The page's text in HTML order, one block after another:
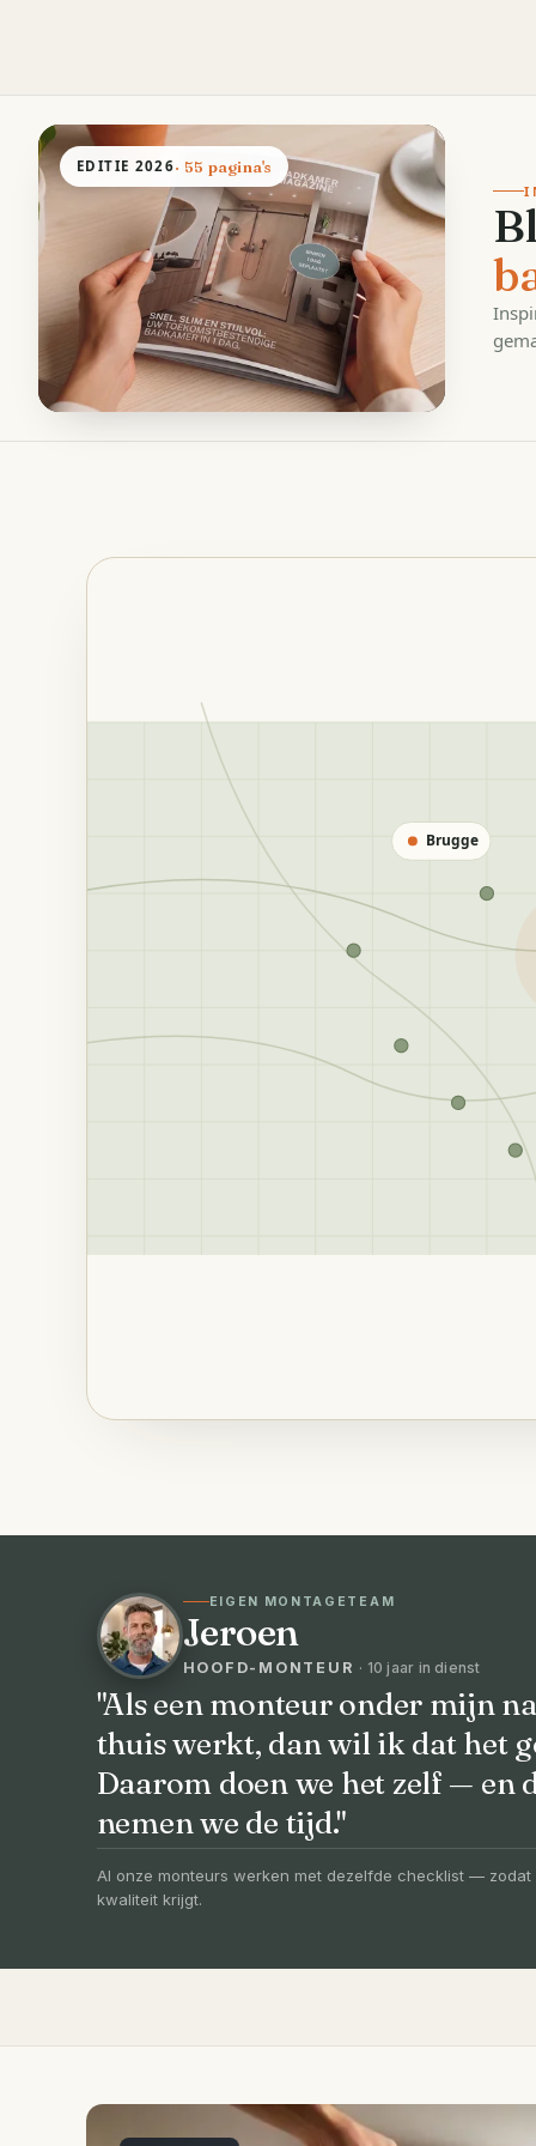
EDITIE 2026· 55 pagina's
Brugge
EIGEN MONTAGETEAM
Jeroen
HOOFD-MONTEUR · 10 jaar in dienst
"Als een monteur onder mijn
thuis werkt, dan wil ik dat het
Daarom doen we het zelf — en
nemen we de tijd."
Al onze monteurs werken met dezelfde checklist —
kwaliteit krijgt.
VOORHEEN → NA
Uw badkamer,
vernieuwd in